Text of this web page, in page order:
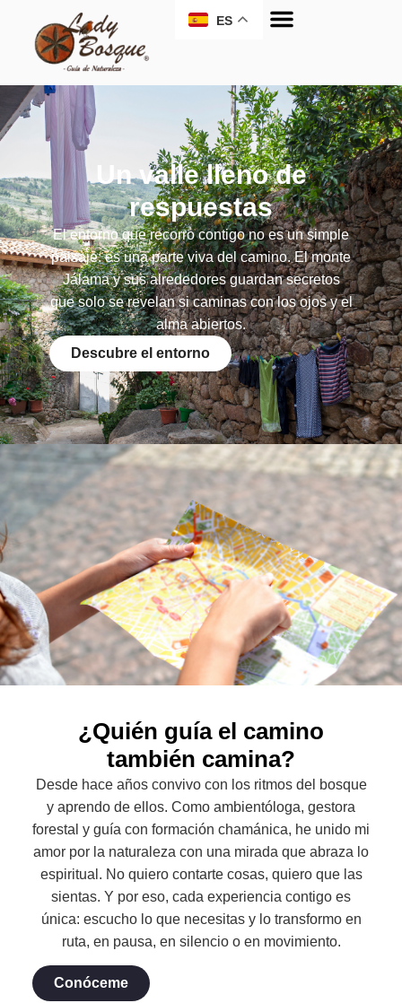
ES
Un valle lleno de
respuestas
El entorno que recorro contigo no es un simple
paisaje: es una parte viva del camino. El monte
Jálama y sus alrededores guardan secretos
que solo se revelan si caminas con los ojos y el
alma abiertos.
Descubre el entorno
¿Quién guía el camino
también camina?
Desde hace años convivo con los ritmos del bosque
y aprendo de ellos. Como ambientóloga, gestora
forestal y guía con formación chamánica, he unido mi
amor por la naturaleza con una mirada que abraza lo
espiritual. No quiero contarte cosas, quiero que las
sientas. Y por eso, cada experiencia contigo es
única: escucho lo que necesitas y lo transformo en
ruta, en pausa, en silencio o en movimiento.
Conóceme